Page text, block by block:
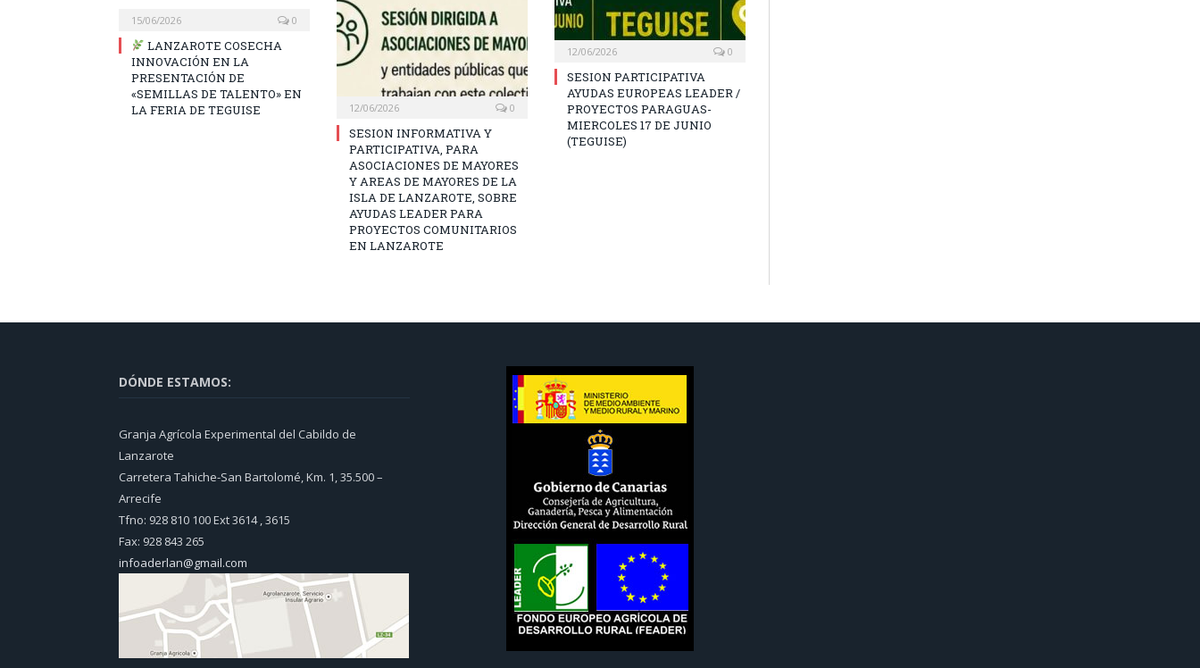
15/06/2026 0
LANZAROTE COSECHA
INNOVACIÓN EN LA
PRESENTACIÓN DE
«SEMILLAS DE TALENTO» EN
LA FERIA DE TEGUISE
12/06/2026 0
SESION INFORMATIVA Y
PARTICIPATIVA, PARA
ASOCIACIONES DE MAYORES
Y AREAS DE MAYORES DE LA
ISLA DE LANZAROTE, SOBRE
AYUDAS LEADER PARA
PROYECTOS COMUNITARIOS
EN LANZAROTE
12/06/2026 0
SESION PARTICIPATIVA
AYUDAS EUROPEAS LEADER /
PROYECTOS PARAGUAS-
MIERCOLES 17 DE JUNIO
(TEGUISE)
DÓNDE ESTAMOS:
Granja Agrícola Experimental del Cabildo de
Lanzarote
Carretera Tahiche-San Bartolomé, Km. 1, 35.500 –
Arrecife
Tfno: 928 810 100 Ext 3614 , 3615
Fax: 928 843 265
infoaderlan@gmail.com